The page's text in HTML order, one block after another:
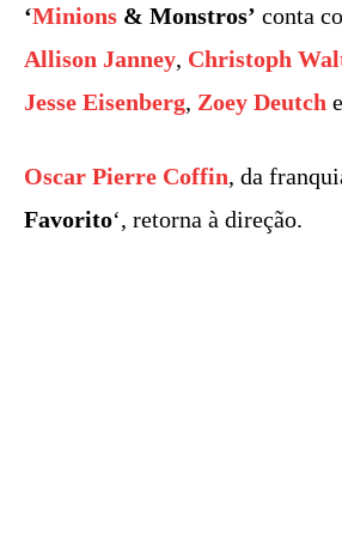
‘Minions & Monstros’ conta
Allison Janney, Christoph
Jesse Eisenberg, Zoey Deutch e
Oscar Pierre Coffin, da
Favorito‘, retorna à direção.